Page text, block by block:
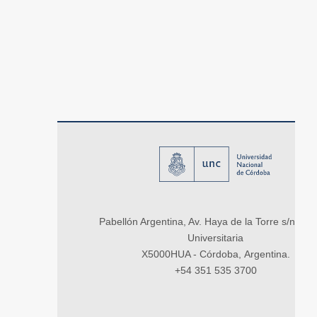
Pabellón Argentina, Av. Haya de la Torre s/n,
Universitaria
X5000HUA - Córdoba, Argentina.
+54 351 535 3700